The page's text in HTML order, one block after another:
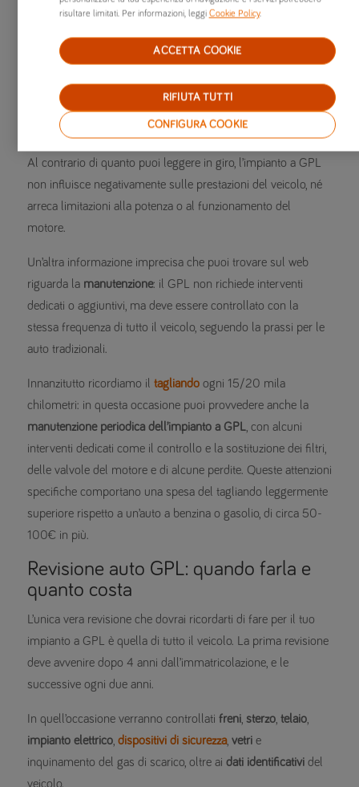
iniziale.
Il GPL diventa conveniente soprattutto per il rapporto tra
costo del carburanterispetto aichilometri percorribili con un
: se è vero che una macchina a GPL percorre meno km/l
di una alimentata a benzina o gasolio, il costo al litro è ben
più che dimezzato.
Al contrario di quanto puoi leggere in giro, l’impianto a GPL
non influisce negativamente sulle prestazioni del veicolo, né
arreca limitazioni alla potenza o al funzionamento del
motore.
Un’altra informazione imprecisa che puoi trovare sul web
riguarda la manutenzione: il GPL non richiede interventi
dedicati o aggiuntivi, ma deve essere controllato con la
stessa frequenza di tutto il veicolo, seguendo la prassi per le
auto tradizionali.
Innanzitutto ricordiamo il tagliando ogni 15/20 mila
chilometri: in questa occasione puoi provvedere anche la
manutenzione periodica dell’impianto a GPL , con alcuni
interventi dedicati come il controllo e la sostituzione dei filtri,
delle valvole del motore e di alcune perdite. Queste attenzioni
specifiche comportano una spesa del tagliando leggermente
superiore rispetto a un’auto a benzina o gasolio, di circa 50-
100€ in più.
Revisione auto GPL: quando farla e
quanto costa
L’unica vera revisione che dovrai ricordarti di fare per il tuo
impianto a GPL è quella di tutto il veicolo. La prima revisione
deve avvenire dopo 4 anni dall’immatricolazione, e le
successive ogni due anni.
In quell’occasione verranno controllati freni sterzo telaio
impianto elettrico dispositivi di sicurezza, vetri e
inquinamento del gas di scarico, oltre ai dati identificativi del
veicolo.
risultare limitati. Per informazioni, leggi Cookie Policy.
CONFIGURA COOKIE
RIFIUTA TUTTI
ACCETTA COOKIE